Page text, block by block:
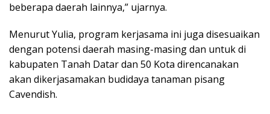
beberapa daerah lainnya,” ujarnya.
Menurut Yulia, program kerjasama ini juga disesuaikan
dengan potensi daerah masing-masing dan untuk di
kabupaten Tanah Datar dan 50 Kota direncanakan
akan dikerjasamakan budidaya tanaman pisang
Cavendish.